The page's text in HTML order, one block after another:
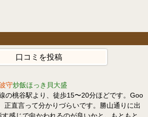
口コミを投稿
守炒飯ほっき貝大盛
の桃谷駅より、徒歩15〜20分ほどです。Goo
正直言って分かりづらいです。勝山通りに出
感じで向かわれるのが良いかと。もともと